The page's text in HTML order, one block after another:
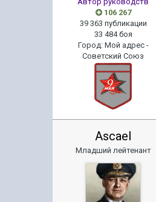
106 267
39 363 публикации
33 484 боя
Город: Мой адрес -
Советский Союз
Ascael
Младший лейтенант